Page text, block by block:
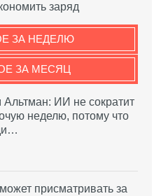
заряд
ЗА НЕДЕЛЮ
ЗА МЕСЯЦ
ИИ не сократит
неделю, потому что
присматривать за